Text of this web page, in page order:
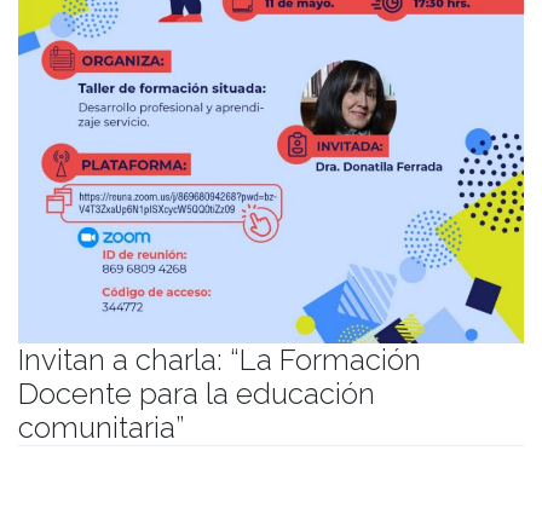
Invitan a charla: “La Formación
Docente para la educación
comunitaria”